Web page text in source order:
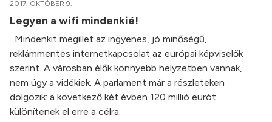
2017. OKTÓBER 9.
Legyen a wifi mindenkié!
Mindenkit megillet az ingyenes, jó minőségű,
reklámmentes internetkapcsolat az európai képviselők
szerint. A városban élők könnyebb helyzetben vannak,
nem úgy a vidékiek. A parlament már a részleteken
dolgozik: a következő két évben 120 millió eurót
különítenek el erre a célra.